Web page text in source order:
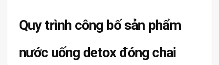
Quy trình công bố sản phẩm
nước uống detox đóng chai